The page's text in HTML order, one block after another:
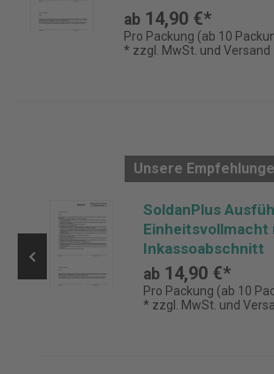
ab 14,90 €*
Pro Packung (ab 10
* zzgl. MwSt. und Versand
Unsere
SoldanPlus
Einheitsvollmacht
Inkassoabschnitt
ab 14,90 €*
Pro Packung (ab 10
* zzgl. MwSt. und